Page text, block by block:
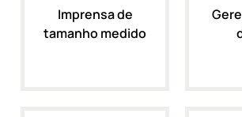
Imprensa de
tamanho medido